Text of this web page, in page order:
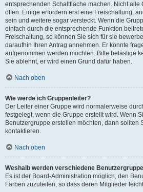
entsprechenden Schaltfläche machen. Nicht alle
offen. Einige erfordern erst eine Freischaltung,
sein und weitere sogar versteckt. Wenn die
einfach durch die entsprechende Funktion
Freischaltung, so können Sie sich für sie
daraufhin Ihren Antrag annehmen. Er könnte
aufgenommen werden möchten. Bitte belästige
Sie ablehnt, er wird einen Grund dafür haben.
Nach oben
Wie werde ich Gruppenleiter?
Der Leiter einer Gruppe wird normalerweise
festgelegt, wenn die Gruppe erstellt wird. Wenn
Benutzergruppe erstellen möchten, dann sollten
kontaktieren.
Nach oben
Weshalb werden verschiedene
Es ist der Board-Administration möglich, den
Farben zuzuteilen, so dass deren Mitglieder